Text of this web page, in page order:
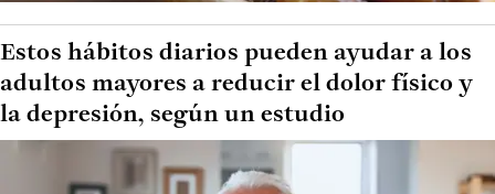
Estos hábitos diarios pueden ayudar a los
adultos mayores a reducir el dolor físico y
la depresión, según un estudio